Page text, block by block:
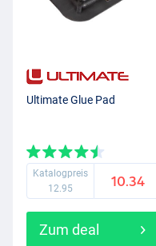
Ultimate Glue Pad
Katalogpreis
12.95
10.34
Zum deal